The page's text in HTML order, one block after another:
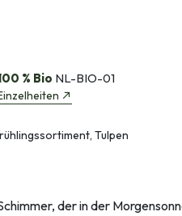
% Bio NL-BIO-01
Tulpen
der in der